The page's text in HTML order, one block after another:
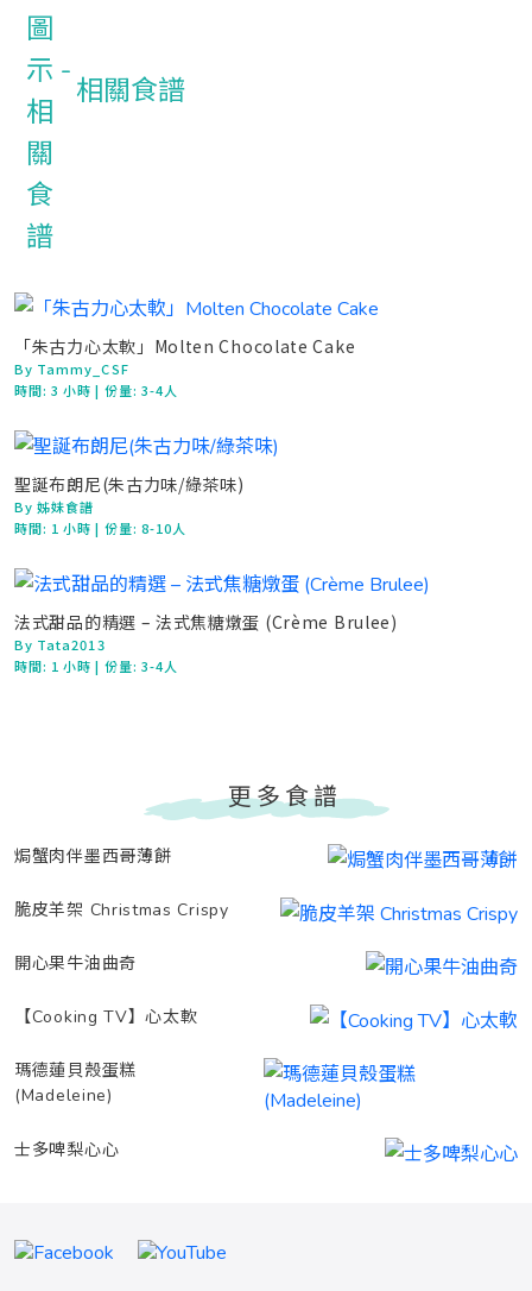
相關食譜
「朱古力心太軟」Molten Chocolate Cake
By Tammy_CSF
時間:3 小時| 份量: 3-4人
聖誕布朗尼(朱古力味/綠茶味)
By 姊妹食譜
時間: 1 小時| 份量: 8-10人
法式甜品的精選 – 法式焦糖燉蛋 (Crème Brulee)
By Tata2013
時間: 1 小時| 份量: 3-4人
更多食譜
焗蟹肉伴墨西哥薄餅
脆皮羊架 Christmas Crispy
開心果牛油曲奇
【Cooking TV】心太軟
瑪德蓮貝殼蛋糕
(Madeleine)
士多啤梨心心